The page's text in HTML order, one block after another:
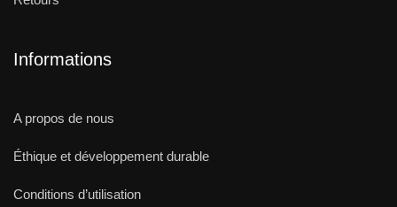
Informations
A propos de nous
Éthique et développement durable
Conditions d’utilisation